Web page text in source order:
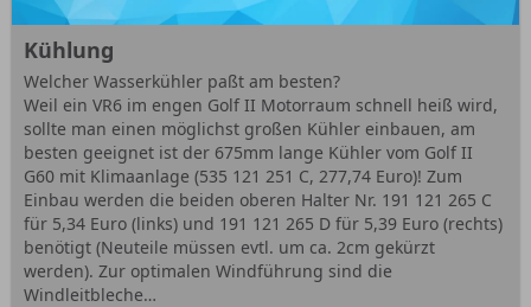
Kühlung
Welcher Wasserkühler paßt am besten?
Weil ein VR6 im engen Golf II Motorraum schnell heiß wird,
sollte man einen möglichst großen Kühler einbauen, am
besten geeignet ist der 675mm lange Kühler vom Golf II
G60 mit Klimaanlage (535 121 251 C, 277,74 Euro)! Zum
Einbau werden die beiden oberen Halter Nr. 191 121 265 C
für 5,34 Euro (links) und 191 121 265 D für 5,39 Euro (rechts)
benötigt (Neuteile müssen evtl. um ca. 2cm gekürzt
werden). Zur optimalen Windführung sind die
Windleitbleche…